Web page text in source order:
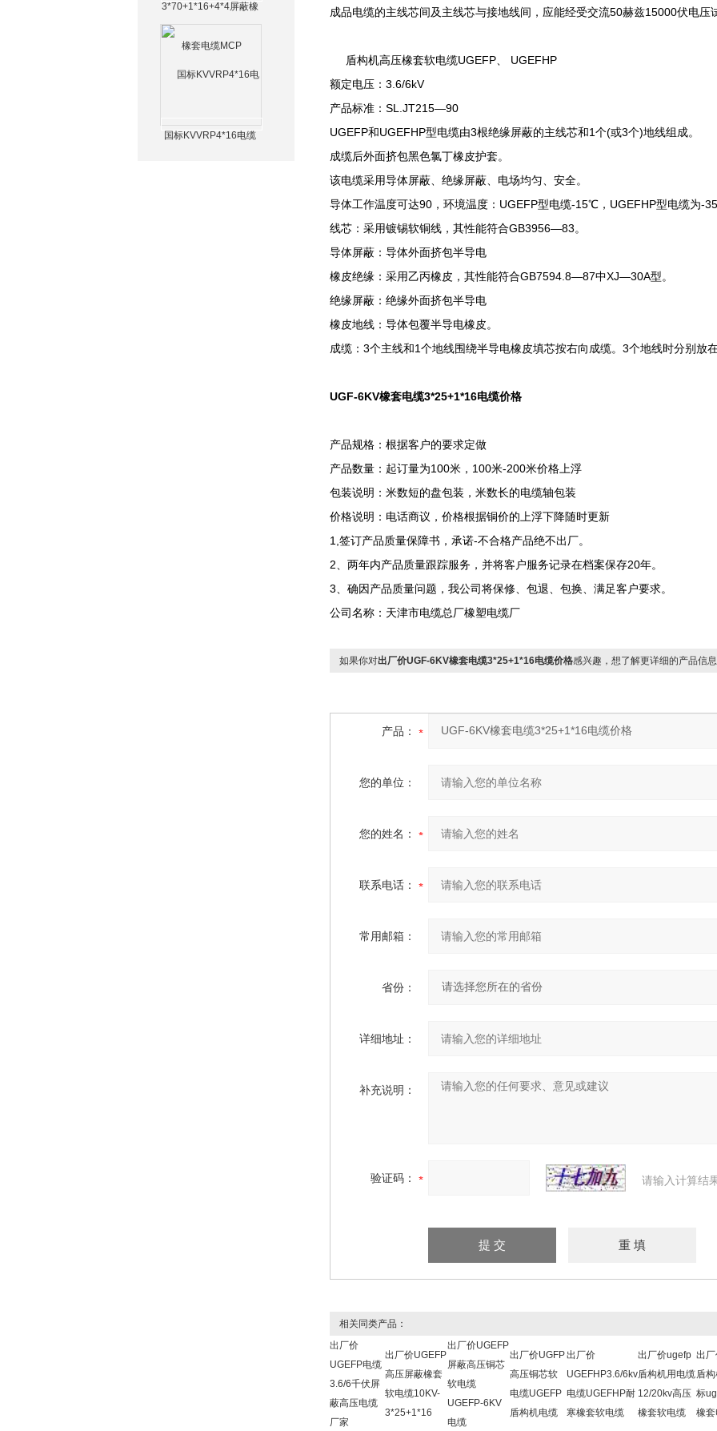
3*70+1*16+4*4屏蔽橡
国标KVVRP4*16电缆
成品电缆的主线芯间及主线芯与接地线间，应能经受交流50赫兹15000伏电压
盾构机高压橡套软电缆UGEFP、 UGEFHP
额定电压：3.6/6kV
产品标准：SL.JT215—90
UGEFP和UGEFHP型电缆由3根绝缘屏蔽的主线芯和1个(或3个)地线组成。
成缆后外面挤包黑色氯丁橡皮护套。
该电缆采用导体屏蔽、绝缘屏蔽、电场均匀、安全。
导体工作温度可达90，环境温度：UGEFP型电缆-15℃，UGEFHP型电缆为-
线芯：采用镀锡软铜线，其性能符合GB3956—83。
导体屏蔽：导体外面挤包半导电
橡皮绝缘：采用乙丙橡皮，其性能符合GB7594.8—87中XJ—30A型。
绝缘屏蔽：绝缘外面挤包半导电
橡皮地线：导体包覆半导电橡皮。
成缆：3个主线和1个地线围绕半导电橡皮填芯按右向成缆。3个地线时分别放
UGF-6KV橡套电缆3*25+1*16电缆价格
产品规格：根据客户的要求定做
产品数量：起订量为100米，100米-200米价格上浮
包装说明：米数短的盘包装，米数长的电缆轴包装
价格说明：电话商议，价格根据铜价的上浮下降随时更新
1,签订产品质量保障书，承诺-不合格产品绝不出厂。
2、两年内产品质量跟踪服务，并将客户服务记录在档案保存20年。
3、确因产品质量问题，我公司将保修、包退、包换、满足客户要求。
公司名称：天津市电缆总厂橡塑电缆厂
如果你对出厂价UGF-6KV橡套电缆3*25+1*16电缆价格感兴趣，想了解更详细的产品信
产品：
您的单位：
您的姓名：
联系电话：
常用邮箱：
省份：
详细地址：
补充说明：
验证码： 请输入计算结
相关同类产品：
出厂价
UGEFP电缆
3.6/6千伏屏
蔽高压电缆
厂家
出厂价UGEFP
高压屏蔽橡套
软电缆10KV-
3*25+1*16
出厂价UGEFP
屏蔽高压铜芯
软电缆
UGEFP-6KV
电缆
出厂价UGFP
高压铜芯软
电缆UGEFP
盾构机电缆
出厂价
UGEFHP3.6/6kv
电缆UGEFHP耐
寒橡套软电缆
出厂价ugefp
盾构机用电缆
12/20kv高压
橡套软电缆
出
盾
标
橡